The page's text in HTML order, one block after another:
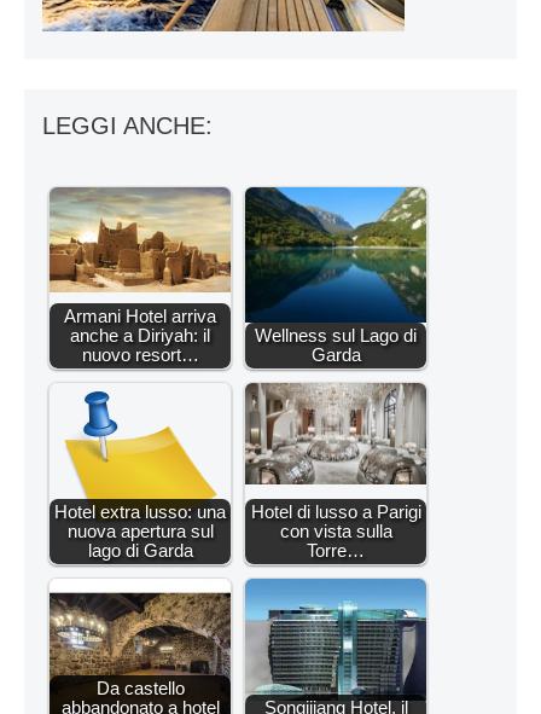
LEGGI ANCHE:
Armani Hotel arriva
anche a Diriyah: il
nuovo resort…
Wellness sul Lago di
Garda
Hotel extra lusso: una
nuova apertura sul
lago di Garda
Hotel di lusso a Parigi
con vista sulla
Torre…
Da castello
abbandonato a hotel
Songijiang Hotel, il